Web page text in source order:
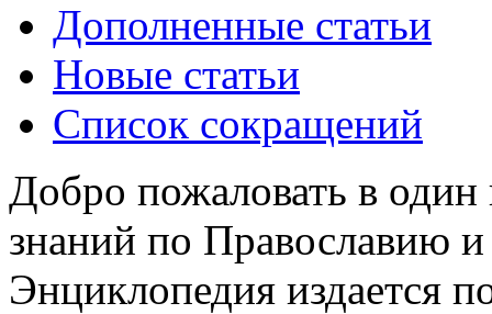
Дополненные статьи
Новые статьи
Список сокращений
Добро пожаловать в
знаний по Православию
Энциклопедия издается